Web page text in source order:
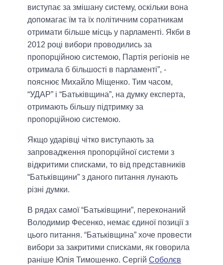
виступає за змішану систему, оскільки вона
допомагає їм та їх політичним соратникам
отримати більше місць у парламенті. Якби в
2012 році вибори проводились за
пропорційною системою, Партія регіонів не
отримала б більшості в парламенті”, -
пояснює Михайло Міщенко. Тим часом,
“УДАР” і “Батьківщина”, на думку експерта,
отримають більшу підтримку за
пропорційною системою.
Якщо ударівці чітко виступають за
запровадження пропорційної системи з
відкритими списками, то від представників
“Батьківщини” з даного питання лунають
різні думки.
В рядах самої “Батьківщини”, переконаний
Володимир Фесенко, немає єдиної позиції з
цього питання. “Батьківщина” хоче провести
вибори за закритими списками, як говорила
раніше Юлія Тимошенко. Сергій Соболєв